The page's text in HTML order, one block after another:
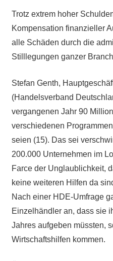
Trotz extrem hoher
Kompensation finanzieller
alle Schäden durch die
Stilllegungen ganzer
Stefan Genth,
(Handelsverband
vergangenen Jahr 90
verschiedenen
seien (15). Das sei
200.000 Unternehmen im
Farce der Unglaublichkeit,
keine weiteren Hilfen da
Nach einer HDE-Umfrage
Einzelhändler an, dass sie
Jahres aufgeben müssten,
Wirtschaftshilfen kommen.